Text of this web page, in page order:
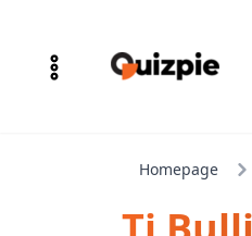
Homepage